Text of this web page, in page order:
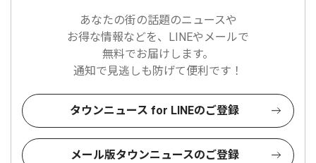
あなたの街の話題のニュースや
お得な情報などを、LINEやメールで
無料でお届けします。
通知で見逃しも防げて便利です！
タウンニュース for LINEのご登録
メール版タウンニュースのご登録